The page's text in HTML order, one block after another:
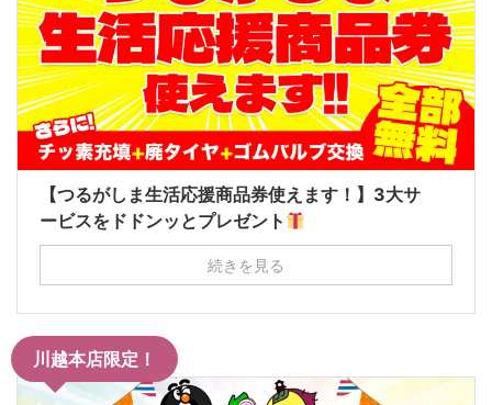
【つるがしま生活応援商品券使えます！】3大サ
ービスをドドンッとプレゼント
続きを見る
川越本店限定！